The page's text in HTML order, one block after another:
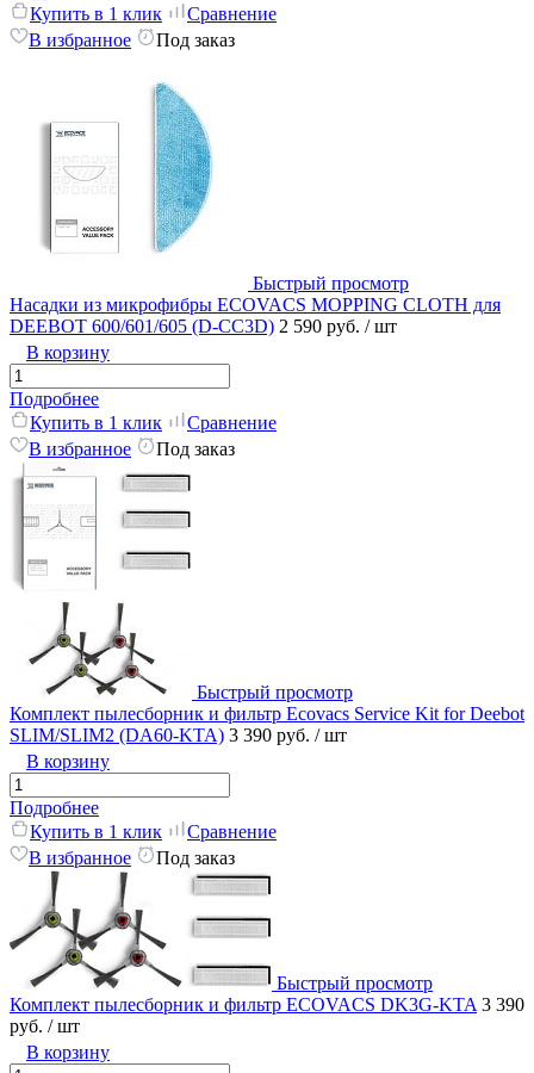
Купить в 1 клик
Сравнение
В избранное
Под заказ
Быстрый просмотр
Насадки из микрофибры ECOVACS MOPPING CLOTH для
DEEBOT 600/601/605 (D-CC3D) 2 590 руб. / шт
В корзину
Подробнее
Купить в 1 клик
Сравнение
В избранное
Под заказ
Быстрый просмотр
Комплект пылесборник и фильтр Ecovacs Service Kit for Deebot
SLIM/SLIM2 (DA60-KTA) 3 390 руб. / шт
В корзину
Подробнее
Купить в 1 клик
Сравнение
В избранное
Под заказ
Быстрый просмотр
Комплект пылесборник и фильтр ECOVACS DK3G-KTA 3 390
руб. / шт
В корзину